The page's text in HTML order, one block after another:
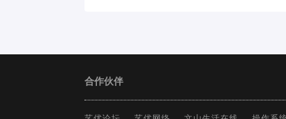
合作伙伴